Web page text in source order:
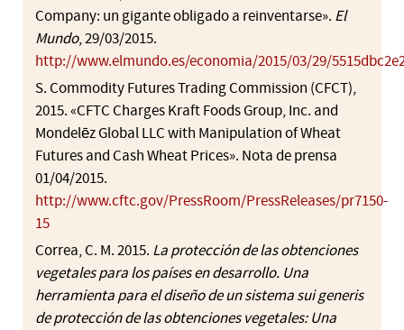
Company: un gigante obligado a reinventarse». El
Mundo, 29/03/2015.
http://www.elmundo.es/economia/2015/03/29/
S. Commodity Futures Trading Commission (CFCT),
2015. «CFTC Charges Kraft Foods Group, Inc. and
Mondelēz Global LLC with Manipulation of Wheat
Futures and Cash Wheat Prices». Nota de prensa
01/04/2015.
http://www.cftc.gov/PressRoom/PressReleases/pr7150-
15
Correa, C. M. 2015. La protección de las obtenciones
vegetales para los países en desarrollo. Una
herramienta para el diseño de un sistema sui generis
de protección de las obtenciones vegetales: Una